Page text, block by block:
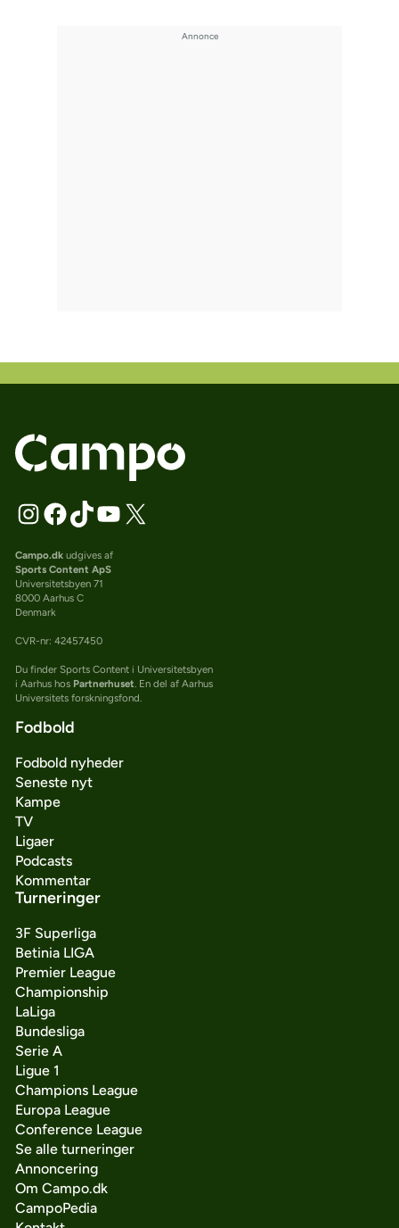
Campo.dkudgives af
Sports Content ApS
Universitetsbyen 71
8000 Aarhus C
Denmark
CVR-nr: 42457450
Du finder Sports Content i Universitetsbyen
i Aarhus hos Partnerhuset. En del af Aarhus
Universitets forskningsfond.
Fodbold
Fodbold nyheder
Seneste nyt
Kampe
TV
Ligaer
Podcasts
Kommentar
Turneringer
3F Superliga
Betinia LIGA
Premier League
Championship
LaLiga
Bundesliga
Serie A
Ligue 1
Champions League
Europa League
Conference League
Se alle turneringer
Annoncering
Om Campo.dk
CampoPedia